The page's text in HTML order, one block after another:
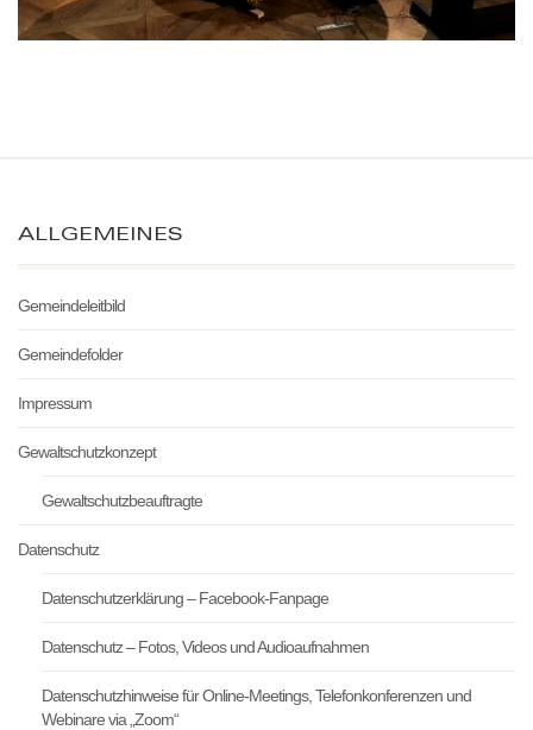
ALLGEMEINES
Gemeindeleitbild
Gemeindefolder
Impressum
Gewaltschutzkonzept
Gewaltschutzbeauftragte
Datenschutz
Datenschutzerklärung – Facebook-Fanpage
Datenschutz – Fotos, Videos und Audioaufnahmen
Datenschutzhinweise für Online-Meetings, Telefonkonferenzen und
Webinare via „Zoom“